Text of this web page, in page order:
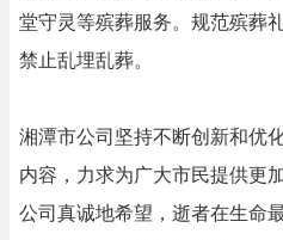
堂守灵等殡葬服务。规范殡葬
禁止乱埋乱葬。
湘潭市公司坚持不断创新和优
内容，力求为广大市民提供更
公司真诚地希望，逝者在生命